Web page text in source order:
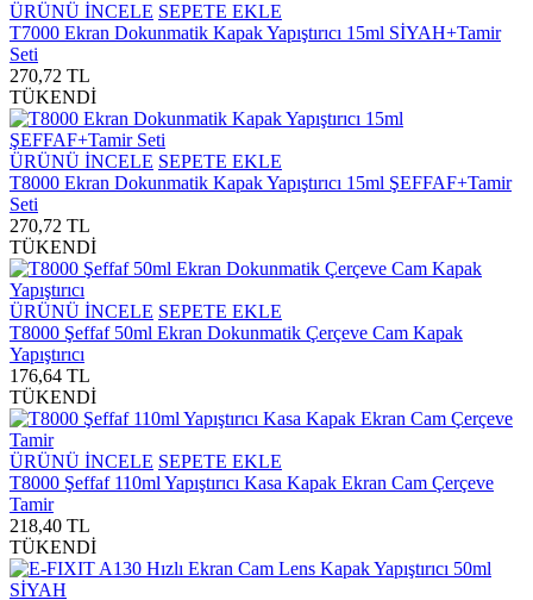
ÜRÜNÜ İNCELE SEPETE EKLE
T7000 Ekran Dokunmatik Kapak Yapıştırıcı 15ml SİYAH+Tamir
Seti
270,72 TL
TÜKENDİ
ÜRÜNÜ İNCELE SEPETE EKLE
T8000 Ekran Dokunmatik Kapak Yapıştırıcı 15ml ŞEFFAF+Tamir
Seti
270,72 TL
TÜKENDİ
ÜRÜNÜ İNCELE SEPETE EKLE
T8000 Şeffaf 50ml Ekran Dokunmatik Çerçeve Cam Kapak
Yapıştırıcı
176,64 TL
TÜKENDİ
ÜRÜNÜ İNCELE SEPETE EKLE
T8000 Şeffaf 110ml Yapıştırıcı Kasa Kapak Ekran Cam Çerçeve
Tamir
218,40 TL
TÜKENDİ